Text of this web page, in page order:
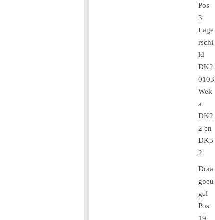
Pos
3
Lage
rschi
ld
DK2
0103
Wek
a
DK2
2 en
DK3
2
Draa
gbeu
gel
Pos
19